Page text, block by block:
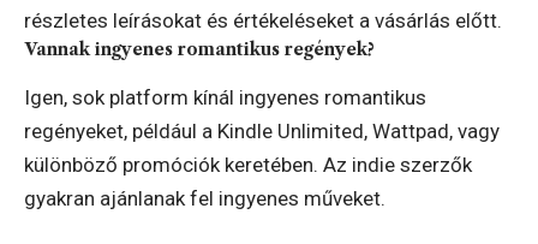
részletes leírásokat és értékeléseket a vásárlás előtt.
Vannak ingyenes romantikus regények?
Igen, sok platform kínál ingyenes romantikus
regényeket, például a Kindle Unlimited, Wattpad, vagy
különböző promóciók keretében. Az indie szerzők
gyakran ajánlanak fel ingyenes műveket.